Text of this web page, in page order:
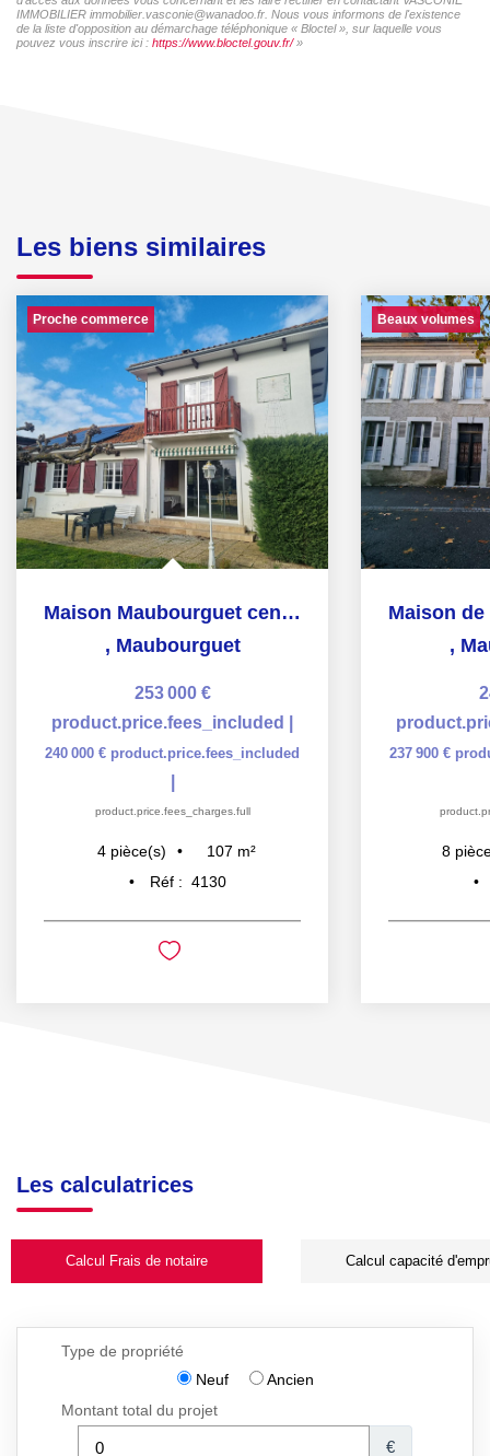
IMMOBILIER immobilier.vasconie@wanadoo.fr. Nous vous informons de l'existence
de la liste d'opposition au démarchage téléphonique « Bloctel », sur laquelle vous
pouvez vous inscrire ici : https://www.bloctel.gouv.fr/»
Les biens similaires
Proche commerce
Maison Maubourguet centre avec piscine - 2 chambres 1...
, Maubourguet
253 000 €
product.price.fees_included
240 000 € product.price.fees_included
product.price.fees_charges.full
4 pièce(s) 107 m²
Réf : 4130
Beaux volumes
,
237 900 €
8
Les calculatrices
Calcul Frais de notaire Calcul capacité